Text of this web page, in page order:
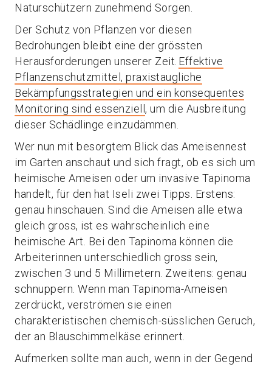
Naturschützern zunehmend Sorgen.
Der Schutz von Pflanzen vor diesen
Bedrohungen bleibt eine der grössten
Herausforderungen unserer Zeit. Effektive
Pflanzenschutzmittel, praxistaugliche
Bekämpfungsstrategien und ein konsequentes
Monitoring sind essenziell , um die Ausbreitung
dieser Schädlinge einzudämmen.
Wer nun mit besorgtem Blick das Ameisennest
im Garten anschaut und sich fragt, ob es sich um
heimische Ameisen oder um invasive Tapinoma
handelt, für den hat Iseli zwei Tipps. Erstens:
genau hinschauen. Sind die Ameisen alle etwa
gleich gross, ist es wahrscheinlich eine
heimische Art. Bei den Tapinoma können die
Arbeiterinnen unterschiedlich gross sein,
zwischen 3 und 5 Millimetern. Zweitens: genau
schnuppern. Wenn man Tapinoma-Ameisen
zerdrückt, verströmen sie einen
charakteristischen chemisch-süsslichen Geruch,
der an Blauschimmelkäse erinnert.
Aufmerken sollte man auch, wenn in der Gegend